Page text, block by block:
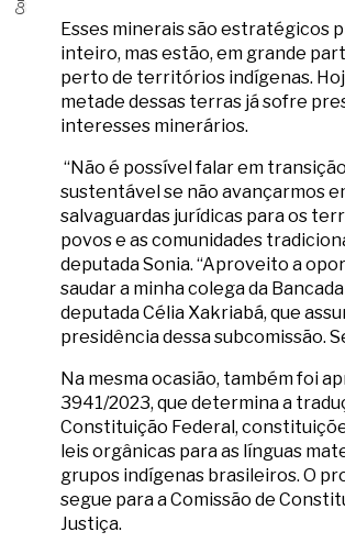
Esses minerais são estratégicos
inteiro, mas estão, em grande
perto de territórios indígenas.
metade dessas terras já sofre
interesses minerários.
“Não é possível falar em
sustentável se não avançarmos
salvaguardas jurídicas para os
povos e as comunidades
deputada Sonia. “Aproveito a
saudar a minha colega da
deputada Célia Xakriabá, que
presidência dessa subcomissão.
Na mesma ocasião, também foi
3941/2023, que determina a
Constituição Federal,
leis orgânicas para as línguas
grupos indígenas brasileiros. O
segue para a Comissão de
Justiça.